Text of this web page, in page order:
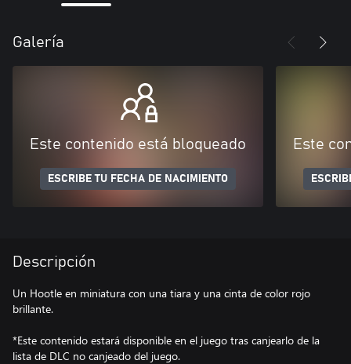
Galería
Este contenido está bloqueado
ESCRIBE TU FECHA DE NACIMIENTO
Este
Descripción
Un Hootle en miniatura con una tiara y una cinta de color rojo
brillante.
*Este contenido estará disponible en el juego tras canjearlo de la
lista de DLC no canjeado del juego.